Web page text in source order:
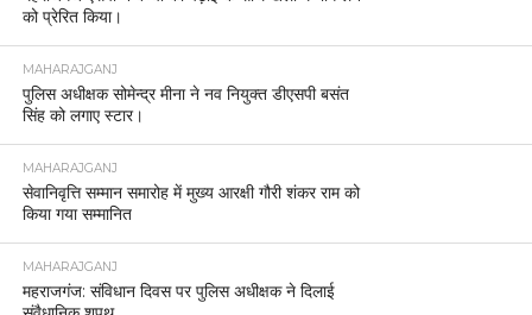
को प्रेरित किया।
MAHARAJGANJ
पुलिस अधीक्षक सोमेन्द्र मीना ने नव नियुक्त डीएसपी बसंत
सिंह को लगाए स्टार।
MAHARAJGANJ
सेवानिवृत्ति सम्मान समारोह में मुख्य आरक्षी गौरी शंकर राम को
किया गया सम्मानित
MAHARAJGANJ
महराजगंज: संविधान दिवस पर पुलिस अधीक्षक ने दिलाई